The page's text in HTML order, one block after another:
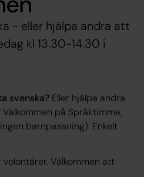
- eller hjälpa andra att
kl 13.30-14.30 i
svenska? Eller hjälpa andra
på Språktimme,
barnpassning). Enkelt
volontärer. Välkommen att